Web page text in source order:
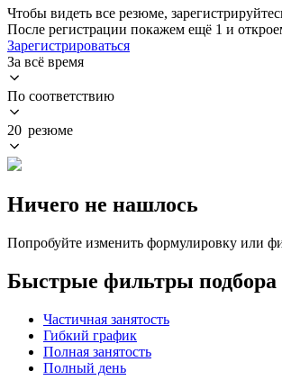
Чтобы видеть все резюме,
После регистрации покажем ещё 1 и
Зарегистрироваться
За всё время
По соответствию
20 резюме
Ничего не нашлось
Попробуйте изменить формулировку или
Быстрые фильтры подбора
Частичная занятость
Гибкий график
Полная занятость
Полный день